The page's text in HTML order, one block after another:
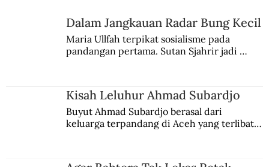
Vasily Zaitsev dan Tradisi Sniper Rusia
Dalam Jangkauan Radar Bung Kecil
Maria Ullfah terpikat sosialisme pada
pandangan pertama. Sutan Sjahrir jadi
Kisah Leluhur Ahmad Subardjo
Buyut Ahmad Subardjo berasal dari
keluarga terpandang di Aceh yang terlibat